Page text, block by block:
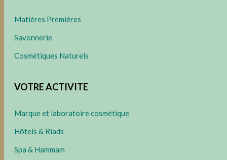
Matières Premières
Savonnerie
Cosmétiques Naturels
VOTRE ACTIVITE
Marque et laboratoire cosmétique
Hôtels & Riads
Spa & Hammam